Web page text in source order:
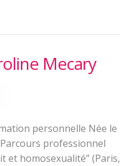
Mecary
personnelle Née le
professionnel
et homosexualité” (Paris,